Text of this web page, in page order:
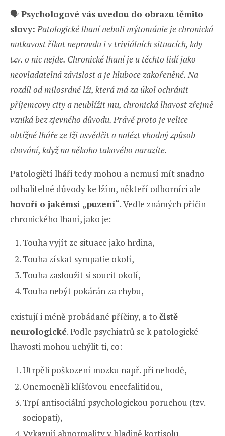
🗣️Psychologové vás uvedou do obrazu těmito
slovy: Patologické lhaní neboli mýtománie je chronická
nutkavost říkat nepravdu i v triviálních situacích, kdy
tzv. o nic nejde. Chronické lhaní je u těchto lidí jako
neovladatelná závislost a je hluboce zakořeněné. Na
rozdíl od milosrdné lži, která má za úkol ochránit
příjemcovy city a neublížit mu, chronická lhavost zřejmě
vzniká bez zjevného důvodu. Právě proto je velice
obtížné lháře ze lži usvědčit a nalézt vhodný způsob
chování, když na někoho takového narazíte.
Patologičtí lháři tedy mohou a nemusí mít snadno
odhalitelné důvody ke lžím, někteří odborníci ale
hovoří o jakémsi „puzení“. Vedle známých příčin
chronického lhaní, jako je:
Touha vyjít ze situace jako hrdina,
Touha získat sympatie okolí,
Touha zasloužit si soucit okolí,
Touha nebýt pokárán za chybu,
existují i méně probádané příčiny, a to čistě
neurologické. Podle psychiatrů se k patologické
lhavosti mohou uchýlit ti, co:
Utrpěli poškození mozku např. při nehodě,
Onemocněli klíšťovou encefalitidou,
Trpí antisociální psychologickou poruchou (tzv.
sociopati),
Vykazují abnormality v hladině kortisolu.